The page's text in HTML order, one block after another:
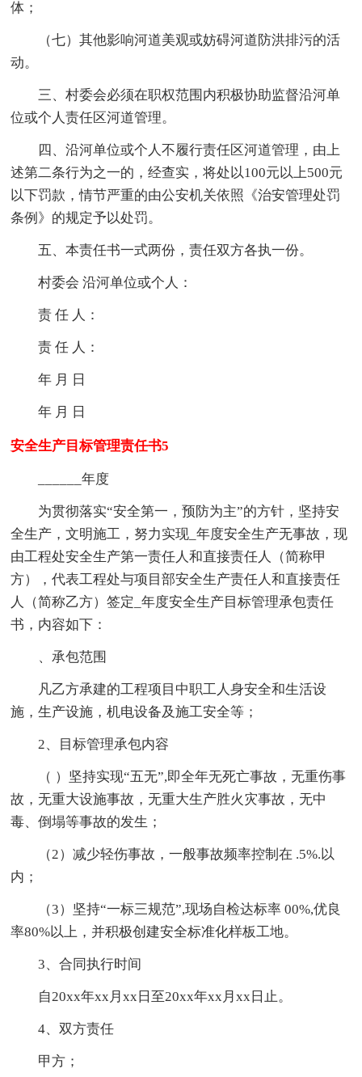
体；
（七）其他影响河道美观或妨碍河道防洪排污的活
动。
三、村委会必须在职权范围内积极协助监督沿河单
位或个人责任区河道管理。
四、沿河单位或个人不履行责任区河道管理，由上
述第二条行为之一的，经查实，将处以100元以上500元
以下罚款，情节严重的由公安机关依照《治安管理处罚
条例》的规定予以处罚。
五、本责任书一式两份，责任双方各执一份。
村委会 沿河单位或个人：
责 任 人：
责 任 人：
年 月 日
年 月 日
安全生产目标管理责任书5
______年度
为贯彻落实“安全第一，预防为主”的方针，坚持安
全生产，文明施工，努力实现_年度安全生产无事故，现
由工程处安全生产第一责任人和直接责任人（简称甲
方），代表工程处与项目部安全生产责任人和直接责任
人（简称乙方）签定_年度安全生产目标管理承包责任
书，内容如下：
、承包范围
凡乙方承建的工程项目中职工人身安全和生活设
施，生产设施，机电设备及施工安全等；
2、目标管理承包内容
（ ）坚持实现“五无”,即全年无死亡事故，无重伤事
故，无重大设施事故，无重大生产胜火灾事故，无中
毒、倒塌等事故的发生；
（2）减少轻伤事故，一般事故频率控制在 .5%.以
内；
（3）坚持“一标三规范”,现场自检达标率 00%,优良
率80%以上，并积极创建安全标准化样板工地。
3、合同执行时间
自20xx年xx月xx日至20xx年xx月xx日止。
4、双方责任
甲方；